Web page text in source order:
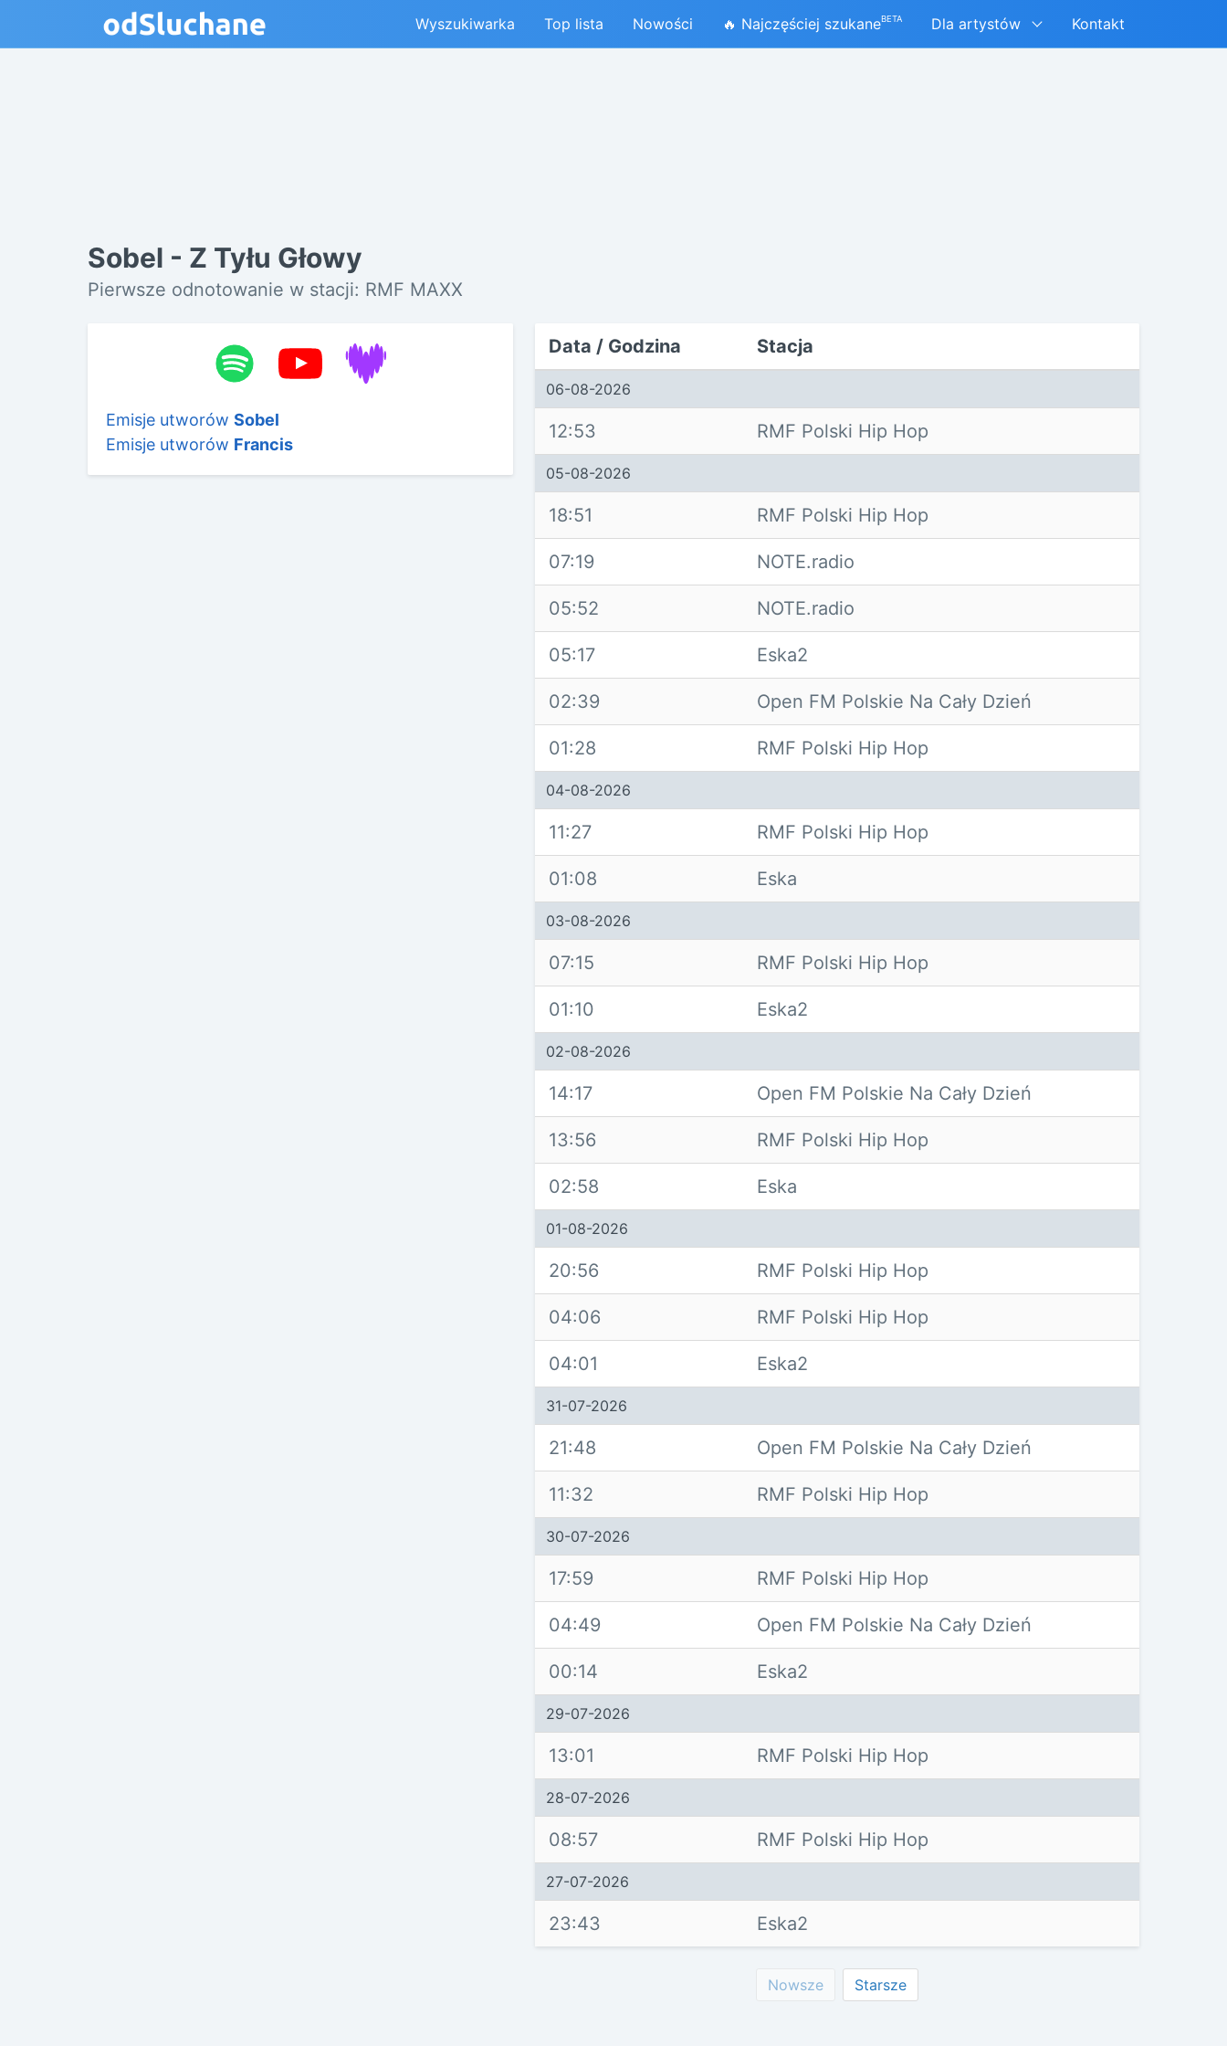
Wyszukiwarka Top lista Nowości 🔥 Najczęściej szukaneBETA Dla artystów Kontakt
Sobel - Z Tyłu Głowy
Pierwsze odnotowanie w stacji: RMF MAXX
Emisje utworów Sobel
Emisje utworów Francis
Data / Godzina Stacja
06-08-2026
12:53 RMF Polski Hip Hop
05-08-2026
18:51 RMF Polski Hip Hop
07:19 NOTE.radio
05:52 NOTE.radio
05:17 Eska2
02:39 Open FM Polskie Na Cały Dzień
01:28 RMF Polski Hip Hop
04-08-2026
11:27 RMF Polski Hip Hop
01:08 Eska
03-08-2026
07:15 RMF Polski Hip Hop
01:10 Eska2
02-08-2026
14:17 Open FM Polskie Na Cały Dzień
13:56 RMF Polski Hip Hop
02:58 Eska
01-08-2026
20:56 RMF Polski Hip Hop
04:06 RMF Polski Hip Hop
04:01 Eska2
31-07-2026
21:48 Open FM Polskie Na Cały Dzień
11:32 RMF Polski Hip Hop
30-07-2026
17:59 RMF Polski Hip Hop
04:49 Open FM Polskie Na Cały Dzień
00:14 Eska2
29-07-2026
13:01 RMF Polski Hip Hop
28-07-2026
08:57 RMF Polski Hip Hop
27-07-2026
23:43 Eska2
Nowsze Starsze